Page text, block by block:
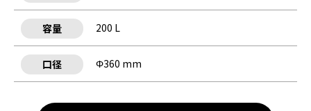
容量 200 L
口径 Φ360 mm